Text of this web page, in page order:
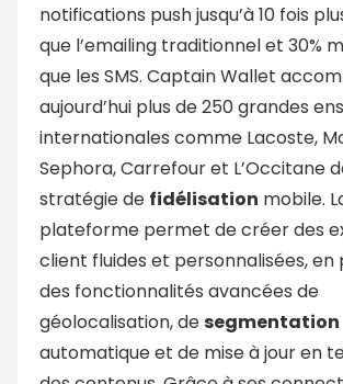
notifications push jusqu’à 10 fois
que l’emailing traditionnel et 30%
que les SMS. Captain Wallet
aujourd’hui plus de 250 grandes
internationales comme Lacoste,
Sephora, Carrefour et L’Occitane
stratégie de fidélisation mobile.
plateforme permet de créer des
client fluides et personnalisées,
des fonctionnalités avancées de
géolocalisation, desegmentation
automatique et de mise à jour en